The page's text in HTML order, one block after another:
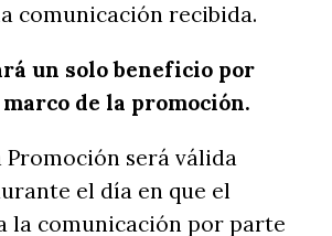
comunicación recibida.
un solo beneficio por
de la promoción.
Promoción será válida
el día en que el
la comunicación por parte